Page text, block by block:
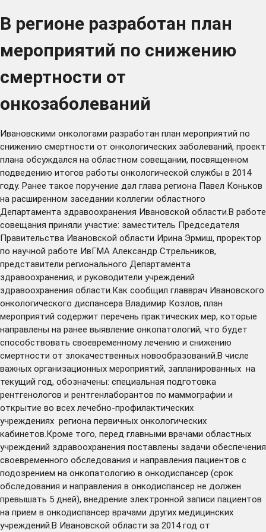
В регионе разработан план
мероприятий по снижению
смертности от
онкозаболеваний
Ивановскими онкологами разработан план мероприятий по
снижению смертности от онкологических заболеваний, проект
плана обсуждался на областном совещании, посвященном
подведению итогов работы онкологической службы в 2014
году. Ранее такое поручение дал глава региона Павел Коньков
на расширенном заседании коллегии областного
Департамента здравоохранения Ивановской области.В работе
совещания приняли участие: заместитель Председателя
Правительства Ивановской области Ирина Эрмиш, проректор
по научной работе ИвГМА Александр Стрельников,
представители регионального Департамента
здравоохранения, и руководители учреждений
здравоохранения области.Как сообщил главврач Ивановского
онкологического диспансера Владимир Козлов, план
мероприятий содержит перечень практических мер, которые
направлены на ранее выявление онкопатологий, что будет
способствовать своевременному лечению и снижению
смертности от злокачественных новообразований.В числе
важных организационных мероприятий, запланированных на
текущий год, обозначены: специальная подготовка
рентгенологов и рентгенлаборантов по маммографии и
открытие во всех лечебно-профилактических
учреждениях региона первичных онкологических
кабинетов.Кроме того, перед главными врачами областных
учреждений здравоохранения поставлены задачи обеспечения
своевременного обследования и направления пациентов с
подозрением на онкопатологию в онкодиспансер (срок
обследования и направления в онкодиспансер не должен
превышать 5 дней), внедрение электронной записи пациентов
на прием в онкодиспансер врачами других медицинских
учреждений.В Ивановской области за 2014 год от